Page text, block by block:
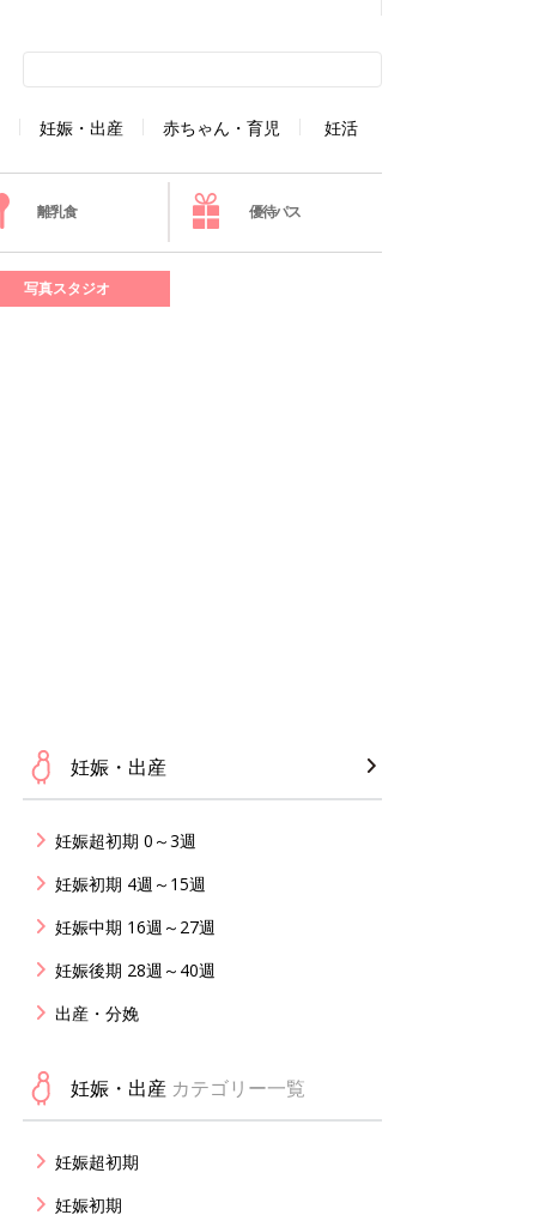
妊娠・出産 赤ちゃん・育児 妊活
離乳食 優待パス
写真スタジオ
妊娠・出産
妊娠超初期 0～3週
妊娠初期 4週～15週
妊娠中期 16週～27週
妊娠後期 28週～40週
出産・分娩
妊娠・出産 カテゴリー一覧
妊娠超初期
妊娠初期